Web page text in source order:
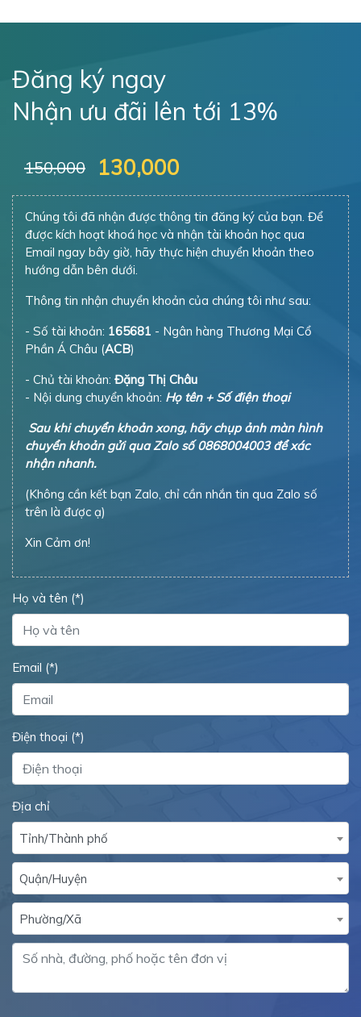
Đăng ký ngay
Nhận ưu đãi lên tới 13%
150,000 130,000
Chúng tôi đã nhận được thông tin đăng ký của bạn. Để
hướng dẫn bên dưới.
Thông tin nhận chuyển khoản của chúng tôi như sau:
- Số tài khoản:
Phần Á Châu (ACB)
- Chủ tài khoản:Đặng Thị Châu
- Nội dung chuyển khoản:
Sau khi chuyển khoản xong, hãy chụp ảnh màn hình
chuyển khoản gửi qua Zalo số 0868004003 để xác
(Không cần kết bạn Zalo, chỉ cần nhắn tin qua Zalo số
trên là được ạ)
Xin Cảm ơn!
Họ và tên (*)
Email (*)
Điện thoại (*)
Địa chỉ
Tỉnh/Thành phố